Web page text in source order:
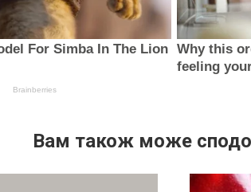
Вам також може